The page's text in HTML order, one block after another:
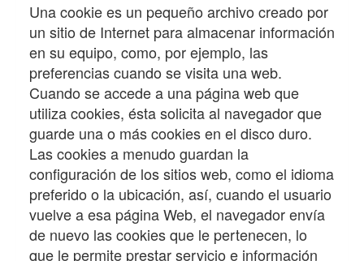
Una cookie es un pequeño archivo creado por
un sitio de Internet para almacenar información
en su equipo, como, por ejemplo, las
preferencias cuando se visita una web.
Cuando se accede a una página web que
utiliza cookies, ésta solicita al navegador que
guarde una o más cookies en el disco duro.
Las cookies a menudo guardan la
configuración de los sitios web, como el idioma
preferido o la ubicación, así, cuando el usuario
vuelve a esa página Web, el navegador envía
de nuevo las cookies que le pertenecen, lo
que le permite prestar servicio e información